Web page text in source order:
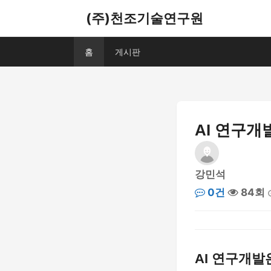
(주)천조기술연구원
홈 게시판
AI 연구개
강민석
0건
84회
AI 연구개발